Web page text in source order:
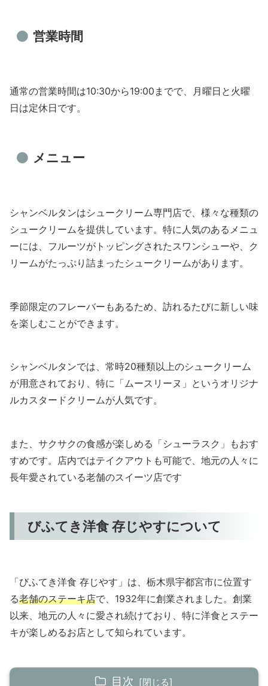
営業時間
通常の営業時間は10:30から19:00までで、月曜日と火曜
日は定休日です。
メニュー
シャンベルタンはシュークリーム専門店で、様々な種類の
シュークリームを提供しています。特に人気のあるメニュ
ーには、フルーツがトッピングされたスワンシューや、ク
リームがたっぷり詰まったシュークリームがあります。
季節限定のフレーバーもあるため、訪れるたびに新しい味
を楽しむことができます。
シャンベルタンでは、常時20種類以上のシュークリーム
が用意されており、特に「ムースリーヌ」というオリジナ
ルカスタードクリームが人気です。
また、サクサクの食感が楽しめる「シューラスク」もおす
すめです。店内ではテイクアウトも可能で、地元の人々に
長年愛されている老舗のスイーツ店です
びふてき洋食 存じやすについて
「びふてき洋食 存じやす」は、栃木県宇都宮市に位置す
る老舗のステーキ店で、1932年に創業されました。創業
以来、地元の人々に愛され続けており、特に洋食とステー
キが楽しめるお店として知られています。
目次